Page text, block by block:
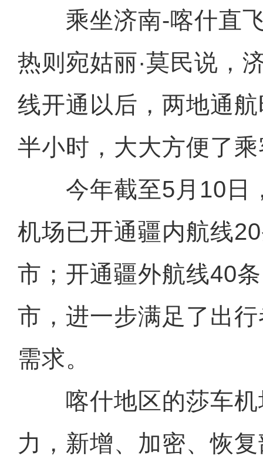
乘坐济南-喀什直飞
热则宛姑丽·莫民说，
线开通以后，两地通
半小时，大大方便了
今年截至5月10日
机场已开通疆内航线
市；开通疆外航线40
市，进一步满足了出
需求。
喀什地区的莎车机
力，新增、加密、恢